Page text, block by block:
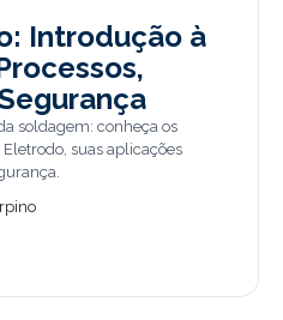
Introdução à
soldagem: conheça os
Eletrodo, suas aplicações